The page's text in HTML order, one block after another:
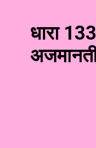
धारा